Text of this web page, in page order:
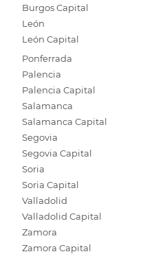
Burgos Capital
León
León Capital
Ponferrada
Palencia
Palencia Capital
Salamanca
Salamanca Capital
Segovia
Segovia Capital
Soria
Soria Capital
Valladolid
Valladolid Capital
Zamora
Zamora Capital